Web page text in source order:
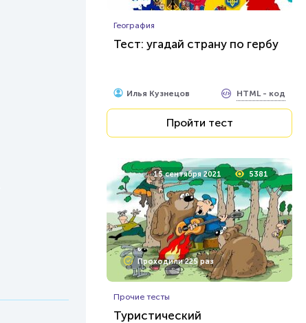
География
Тест: угадай страну по гербу
Илья Кузнецов HTML - код
Пройти тест
15 сентября 2021 5381
Проходили 225 раз
Прочие тесты
Туристический